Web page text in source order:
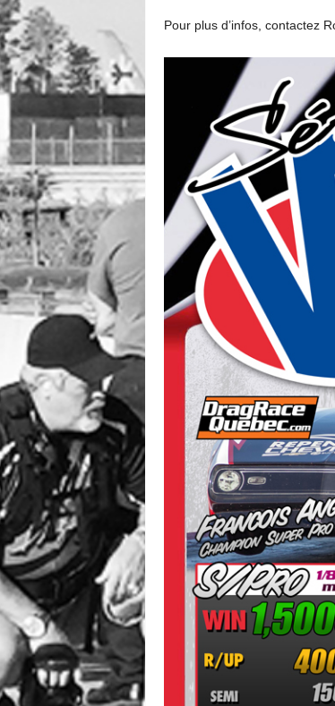
Pour plus d’infos, contactez